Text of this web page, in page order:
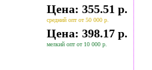
Цена: 355.51 р.
средний опт от 50 000 р.
Цена: 398.17 р.
мелкий опт от 10 000 р.